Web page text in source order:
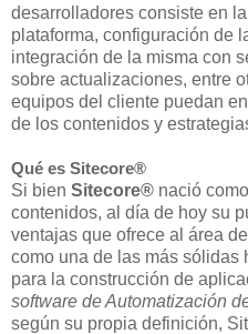
desarrolladores consiste en
plataforma, configuración de
integración de la misma con
sobre actualizaciones, entre
equipos del cliente puedan
de los contenidos y
Qué es Sitecore®
Si bien Sitecore® nació
contenidos, al día de hoy su
ventajas que ofrece al área
como una de las más sólidas
para la construcción de
software de Automatización
según su propia definición,